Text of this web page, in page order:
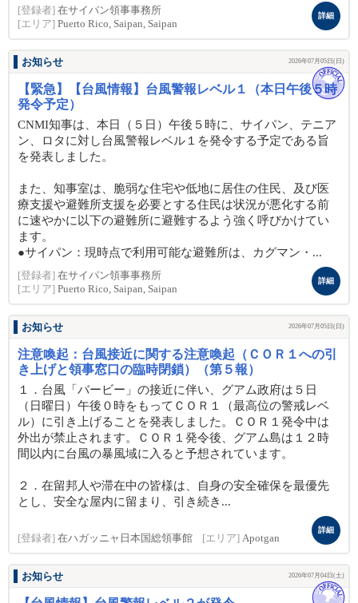
[登録者] 在サイパン領事事務所
[エリア] Puerto Rico, Saipan, Saipan
詳細
お知らせ 2026年07月05日(日)
【緊急】【台風情報】台風警報レベル１（本日午後５時
発令予定）
CNMI知事は、本日（５日）午後５時に、サイパン、テニア
ン、ロタに対し台風警報レベル１を発令する予定である旨
を発表しました。
また、知事室は、脆弱な住宅や低地に居住の住民、及び医
療支援や避難所支援を必要とする住民は状況が悪化する前
に速やかに以下の避難所に避難するよう強く呼びかけてい
ます。
●サイパン：現時点で利用可能な避難所は、カグマン・...
[登録者] 在サイパン領事事務所
[エリア] Puerto Rico, Saipan, Saipan
詳細
お知らせ 2026年07月05日(日)
注意喚起：台風接近に関する注意喚起（ＣＯＲ１への引
き上げと領事窓口の臨時閉鎖）（第５報）
１．台風「バービー」の接近に伴い、グアム政府は５日
（日曜日）午後０時をもってＣＯＲ１（最高位の警戒レベ
ル）に引き上げることを発表しました。ＣＯＲ１発令中は
外出が禁止されます。ＣＯＲ１発令後、グアム島は１２時
間以内に台風の暴風域に入ると予想されています。
２．在留邦人や滞在中の皆様は、自身の安全確保を最優先
とし、安全な屋内に留まり、引き続き...
[登録者] 在ハガッニャ日本国総領事館 [エリア] Apotgan
詳細
お知らせ 2026年07月04日(土)